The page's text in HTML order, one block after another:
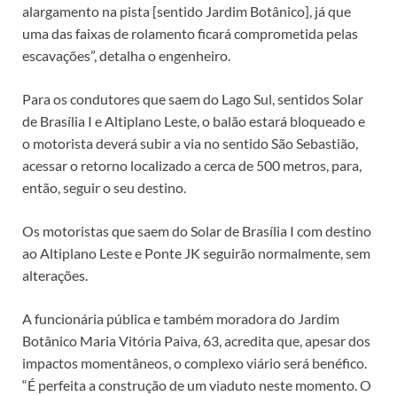
alargamento na pista [sentido Jardim Botânico], já que
uma das faixas de rolamento ficará comprometida pelas
escavações”, detalha o engenheiro.
Para os condutores que saem do Lago Sul, sentidos Solar
de Brasília I e Altiplano Leste, o balão estará bloqueado e
o motorista deverá subir a via no sentido São Sebastião,
acessar o retorno localizado a cerca de 500 metros, para,
então, seguir o seu destino.
Os motoristas que saem do Solar de Brasília I com destino
ao Altiplano Leste e Ponte JK seguirão normalmente, sem
alterações.
A funcionária pública e também moradora do Jardim
Botânico Maria Vitória Paiva, 63, acredita que, apesar dos
impactos momentâneos, o complexo viário será benéfico.
“É perfeita a construção de um viaduto neste momento. O